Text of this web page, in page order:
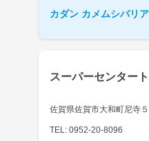
カダン カメムシバリ
スーパーセンター
佐賀県佐賀市大和町尼寺
TEL: 0952-20-8096